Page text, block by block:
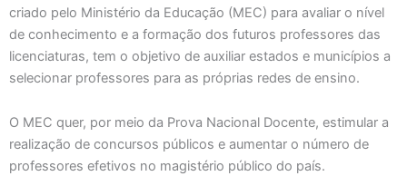
criado pelo Ministério da Educação (MEC) para avaliar o nível
de conhecimento e a formação dos futuros professores das
licenciaturas, tem o objetivo de auxiliar estados e municípios a
selecionar professores para as próprias redes de ensino.
O MEC quer, por meio da Prova Nacional Docente, estimular a
realização de concursos públicos e aumentar o número de
professores efetivos no magistério público do país.